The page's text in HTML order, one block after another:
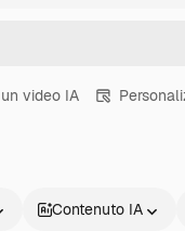
video IA
Contenuto IA